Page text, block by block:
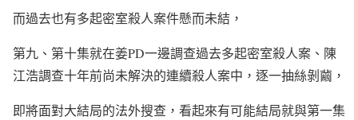
而過去也有多起密室殺人案件懸而未結，
第九、第十集就在姜PD一邊調查過去多起密室殺人案、陳
江浩調查十年前尚未解決的連續殺人案中，逐一抽絲剝繭，
即將面對大結局的法外搜查，看起來有可能結局就與第一集